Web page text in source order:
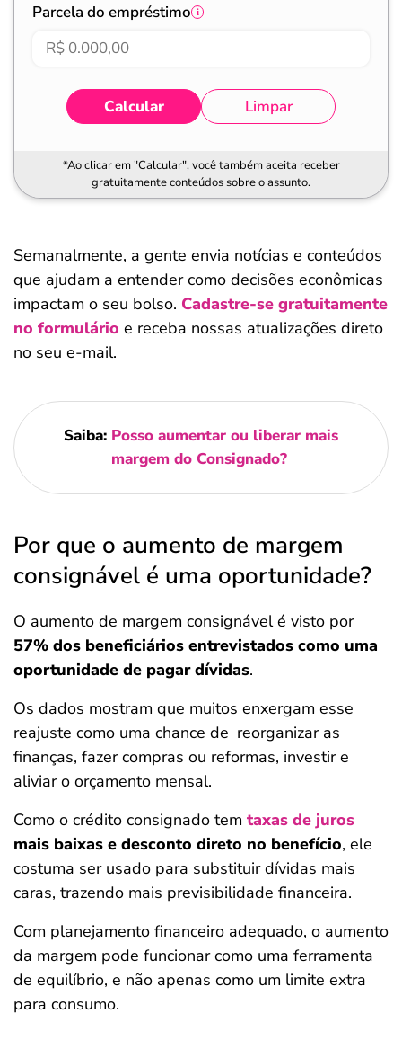
Parcela do empréstimo
Calcular Limpar
*Ao clicar em "Calcular", você também aceita receber
gratuitamente conteúdos sobre o assunto.
Semanalmente, a gente envia notícias e conteúdos
que ajudam a entender como decisões econômicas
impactam o seu bolso. Cadastre-se gratuitamente
no formulário e receba nossas atualizações direto
no seu e-mail.
Saiba: Posso aumentar ou liberar mais
margem do Consignado​?
Por que o aumento de margem
consignável é uma oportunidade?
O aumento de margem consignável é visto por
57% dos beneficiários entrevistados como uma
oportunidade de pagar dívidas.
Os dados mostram que muitos enxergam esse
reajuste como uma chance de reorganizar as
finanças, fazer compras ou reformas, investir e
aliviar o orçamento mensal.
Como o crédito consignado tem taxas de juros
mais baixas e desconto direto no benefício, ele
costuma ser usado para substituir dívidas mais
caras, trazendo mais previsibilidade financeira.
Com planejamento financeiro adequado, o aumento
da margem pode funcionar como uma ferramenta
de equilíbrio, e não apenas como um limite extra
para consumo.